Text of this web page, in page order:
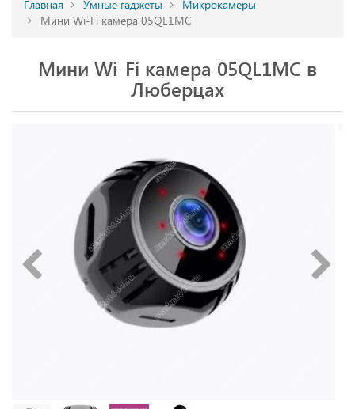
Главная Умные гаджеты
Микрокамеры
Мини Wi-Fi камера 05QL1MC
Мини Wi-Fi камера 05QL1MC в
Люберцах